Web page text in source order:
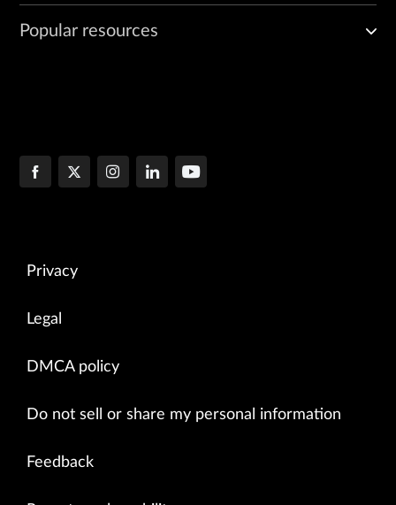
Popular resources
Privacy
Legal
DMCA policy
Do not sell or share my personal information
Feedback